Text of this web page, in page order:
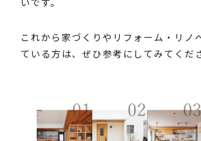
これから家づくりやリフォーム・リノ
ている方は、ぜひ参考にしてみてくだ